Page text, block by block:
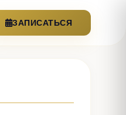
ЗАПИСАТЬСЯ